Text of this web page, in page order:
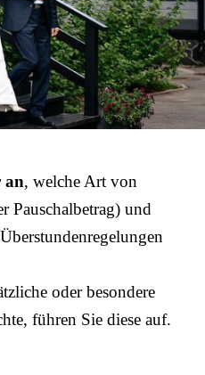
an, welche Art von
Pauschalbetrag) und
oder besondere
führen Sie diese auf.